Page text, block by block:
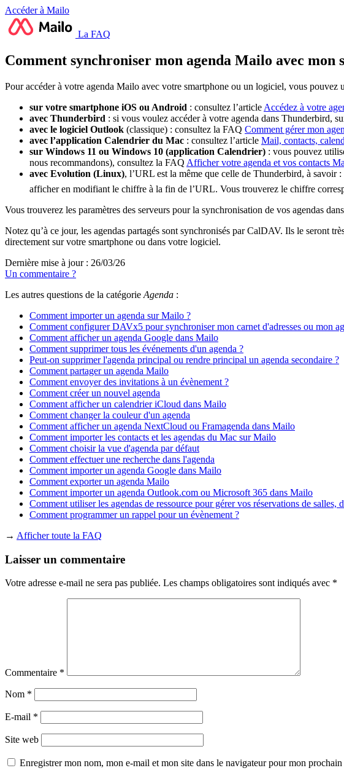
Accéder à Mailo
La FAQ
Comment synchroniser mon agenda Mailo avec mon
Pour accéder à votre agenda Mailo avec votre smartphone ou un logiciel, vous
sur votre smartphone iOS ou Android : consultez l’article Accédez à votre
avec Thunderbird : si vous voulez accéder à votre agenda dans Thunderbird,
avec le logiciel Outlook (classique) : consultez la FAQ Comment gérer mon
avec l’application Calendrier du Mac : consultez l’article Mail, contacts,
sur Windows 11 ou Windows 10 (application Calendrier) : vous pouvez
nous recommandons), consultez la FAQ Afficher votre agenda et vos contacts
avec Evolution (Linux), l’URL est la même que celle de Thunderbird, à savoir :
afficher en modifiant le chiffre à la fin de l’URL. Vous trouverez le chiffre
Vous trouverez les paramètres des serveurs pour la synchronisation de vos agendas
Notez qu’à ce jour, les agendas partagés sont synchronisés par CalDAV. Ils le seront
directement sur votre smartphone ou dans votre logiciel.
Dernière mise à jour : 26/03/26
Un commentaire ?
Les autres questions de la catégorie Agenda :
Comment importer un agenda sur Mailo ?
Comment configurer DAVx5 pour synchroniser mon carnet d'adresses ou mon
Comment afficher un agenda Google dans Mailo
Comment supprimer tous les événements d'un agenda ?
Peut-on supprimer l'agenda principal ou rendre principal un agenda secondaire ?
Comment partager un agenda Mailo
Comment envoyer des invitations à un évènement ?
Comment créer un nouvel agenda
Comment afficher un calendrier iCloud dans Mailo
Comment changer la couleur d'un agenda
Comment afficher un agenda NextCloud ou Framagenda dans Mailo
Comment importer les contacts et les agendas du Mac sur Mailo
Comment choisir la vue d'agenda par défaut
Comment effectuer une recherche dans l'agenda
Comment importer un agenda Google dans Mailo
Comment exporter un agenda Mailo
Comment importer un agenda Outlook.com ou Microsoft 365 dans Mailo
Comment utiliser les agendas de ressource pour gérer vos réservations de salles,
Comment programmer un rappel pour un évènement ?
→ Afficher toute la FAQ
Laisser un commentaire
Votre adresse e-mail ne sera pas publiée. Les champs obligatoires sont indiqués avec *
Commentaire *
Nom *
E-mail *
Site web
Enregistrer mon nom, mon e-mail et mon site dans le navigateur pour mon